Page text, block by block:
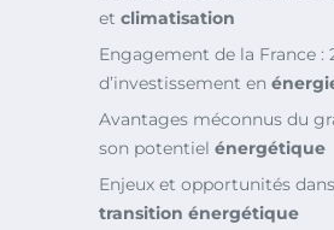
et climatisation
Engagement de la France :
d’investissement en
Avantages méconnus du
son potentiel énergétique
Enjeux et opportunités
transition énergétique